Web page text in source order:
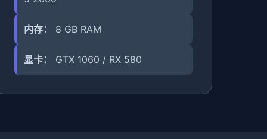
内存： 8 GB RAM
显卡： GTX 1060 / RX 580